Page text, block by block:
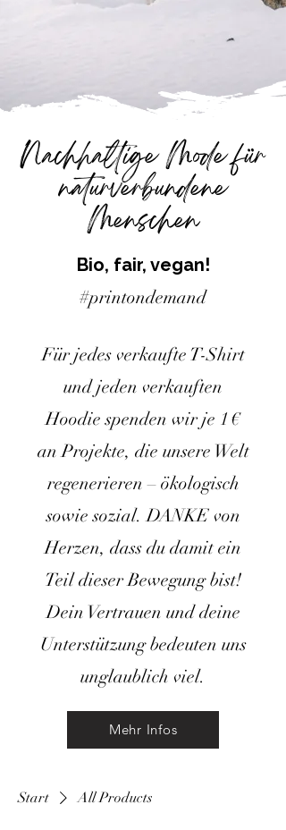
Nachhaltige Mode für
naturverbundene
Menschen
Bio, fair, vegan!
#printondemand
Für jedes verkaufte T-Shirt
und jeden verkauften
Hoodie spenden wir je 1 €
an Projekte, die unsere Welt
regenerieren – ökologisch
sowie sozial. DANKE von
Herzen, dass du damit ein
Teil dieser Bewegung bist!
Dein Vertrauen und deine
Unterstützung bedeuten uns
unglaublich viel.
Mehr Infos
Start All Products